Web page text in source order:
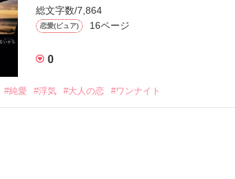
総文字数/7,864
恋愛(ピュア) 16ページ
0
#純愛 #浮気 #大人の恋 #ワンナイト